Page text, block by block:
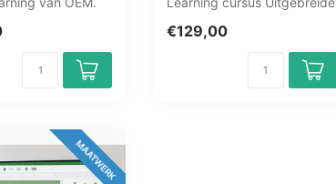
ges...
€129,00
MAATWERK